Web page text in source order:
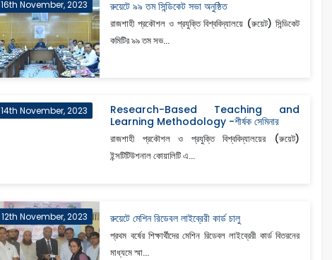
16th November, 2023 রুয়েটে ৯৯ তম সিন্ডিকেট সভা অনুষ্ঠিত
রাজশাহী প্রকৌশল ও প্রযুক্তি বিশ্ববিদ্যালয়ে (রুয়েট) সিন্ডিকেট
কমিটির ৯৯ তম সভ...
14th November, 2023
Research-Based Teaching and
Learning Methodology -শীর্ষক সেমিনার
রাজশাহী প্রকৌশল ও প্রযুক্তি বিশ্ববিদ্যালয়ের (রুয়েট)
ইন্সটিটিউশনাল কোয়ালিটি এ...
12th November, 2023 রুয়েটে মেশিন রিডেবল লাইব্রেরী কার্ড চালু
প্রথম বর্ষের শিক্ষার্থীদের মেশিন রিডেবল লাইব্রেরী কার্ড বিতরনের
মাধ্যমে স্মা...